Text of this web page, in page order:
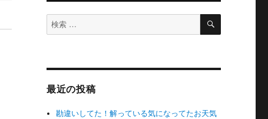
検
索
検
最近の投稿
勘違いしてた！解っている気になってたお天気